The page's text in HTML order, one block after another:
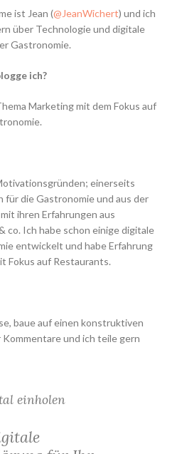
ist Jean (@JeanWichert) und ich
über Technologie und digitale
Gastronomie.
ich?
Marketing mit dem Fokus auf
einerseits
für die Gastronomie und aus der
ihren Erfahrungen aus
co. Ich habe schon einige digitale
entwickelt und habe Erfahrung
Fokus auf Restaurants.
baue auf einen konstruktiven
und ich teile gern
einholen